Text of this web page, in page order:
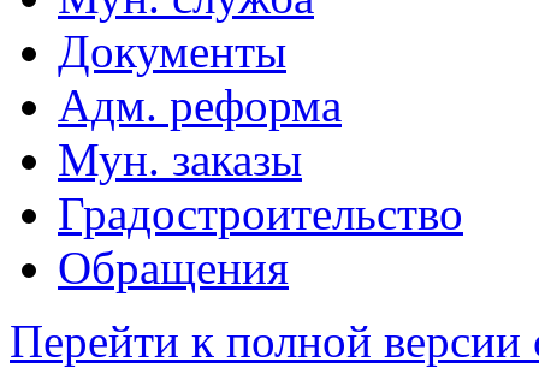
Документы
Адм. реформа
Мун. заказы
Градостроительство
Обращения
Перейти к полной версии